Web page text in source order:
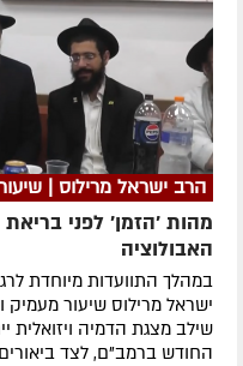
הרב ישראל מרילוס |
מהות 'הזמן' לפני
האבולוציה
במהלך התוועדות מיוחדת
ישראל מרילוס שיעור מעמיק
שילב מצגת הדמיה ויזואלית
החודש ברמב"ם, לצד